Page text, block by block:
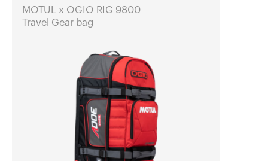
MOTUL x OGIO RIG 9800
Travel Gear bag